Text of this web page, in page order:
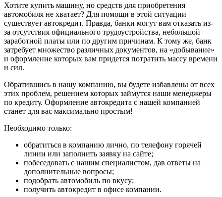
Хотите купить машину, но средств для приобретения
автомобиля не хватает? Для помощи в этой ситуации
существует автокредит. Правда, банки могут вам отказать из-
за отсутствия официального трудоустройства, небольшой
заработной платы или по другим причинам. К тому же, банк
затребует множество различных документов, на «добывание»
и оформление которых вам придется потратить массу времени
и сил.
Обратившись в нашу компанию, вы будете избавлены от всех
этих проблем, решением которых займутся наши менеджеры
по кредиту. Оформление автокредита с нашей компанией
станет для вас максимально простым!
Необходимо только:
обратиться в компанию лично, по телефону горячей
линии или заполнить заявку на сайте;
побеседовать с нашим специалистом, дав ответы на
дополнительные вопросы;
подобрать автомобиль по вкусу;
получить автокредит в офисе компании.